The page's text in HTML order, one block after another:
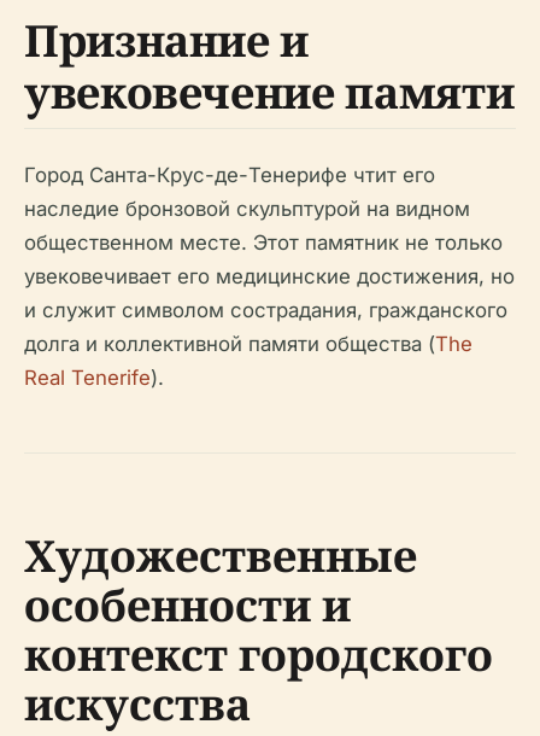
Признание и
увековечение памяти
Город Санта-Крус-де-Тенерифе чтит его
наследие бронзовой скульптурой на видном
общественном месте. Этот памятник не только
увековечивает его медицинские достижения, но
и служит символом сострадания, гражданского
долга и коллективной памяти общества (The
Real Tenerife).
Художественные
особенности и
контекст городского
искусства